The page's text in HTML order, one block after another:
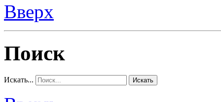
Вверх
Поиск
Искать... Искать